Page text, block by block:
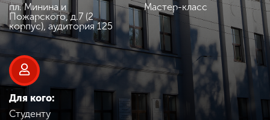
Другие виды
деятельности
Студенческая жизнь
пл. Минина и
Пожарского, д.7 (2
корпус), аудитория 125
Мастер-класс
Для кого:
Студенту